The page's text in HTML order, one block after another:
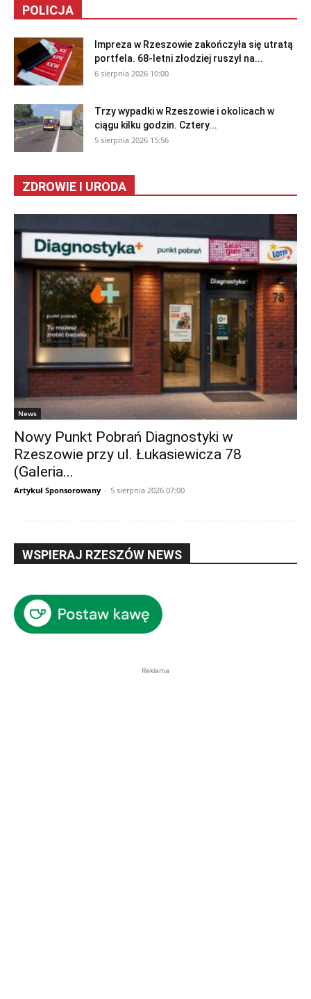
POLICJA
Impreza w Rzeszowie zakończyła się utratą
portfela. 68-letni złodziej ruszył na...
6 sierpnia 2026 10:00
Trzy wypadki w Rzeszowie i okolicach w
ciągu kilku godzin. Cztery...
5 sierpnia 2026 15:56
ZDROWIE I URODA
News
Nowy Punkt Pobrań Diagnostyki w
Rzeszowie przy ul. Łukasiewicza 78
(Galeria...
Artykuł Sponsorowany - 5 sierpnia 2026 07:00
WSPIERAJ RZESZÓW NEWS
Reklama